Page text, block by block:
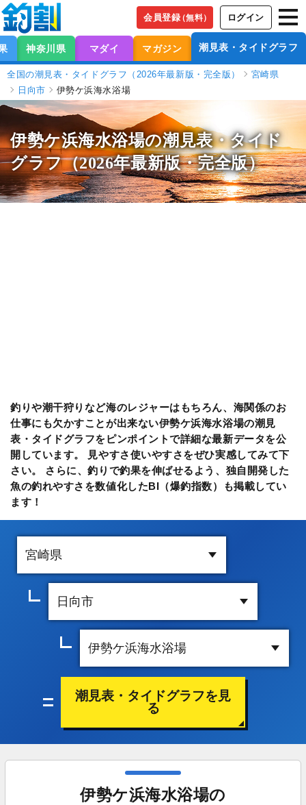
会員登録（無料） ログイン
神奈川県 マダイ マガジン 潮見表・タイドグラフ
全国の潮見表・タイドグラフ（2026年最新版・完全版）
宮崎県
日向市
伊勢ケ浜海水浴場
伊勢ケ浜海水浴場の潮見表・タイド
グラフ（2026年最新版・完全版）
釣りや潮干狩りなど海のレジャーはもちろん、海関係のお
仕事にも欠かすことが出来ない伊勢ケ浜海水浴場の潮見
表・タイドグラフをピンポイントで詳細な最新データを公
開しています。 見やすさ使いやすさをぜひ実感してみて下
さい。 さらに、釣りで釣果を伸ばせるよう、独自開発した
魚の釣れやすさを数値化したBI（爆釣指数）も掲載してい
ます！
潮見表・タイドグラフを見
る
伊勢ケ浜海水浴場の